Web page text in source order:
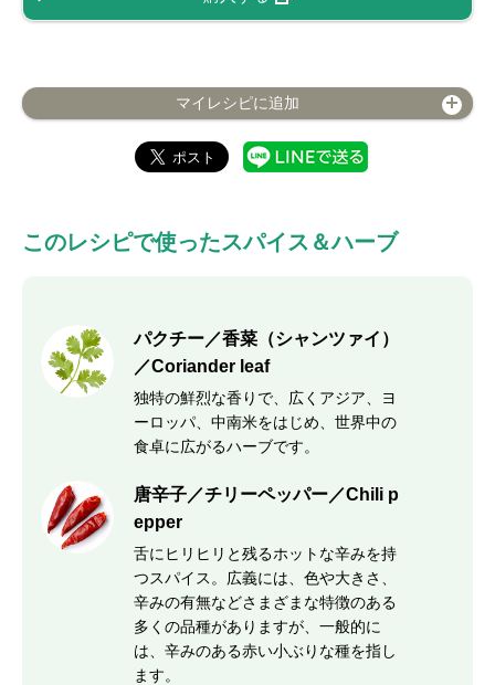
マイレシピに追加
このレシピで使ったスパイス＆ハーブ
パクチー／香菜（シャンツァイ）
／Coriander leaf
独特の鮮烈な香りで、広くアジア、ヨ
ーロッパ、中南米をはじめ、世界中の
食卓に広がるハーブです。
唐辛子／チリーペッパー／Chili p
epper
舌にヒリヒリと残るホットな辛みを持
つスパイス。広義には、色や大きさ、
辛みの有無などさまざまな特徴のある
多くの品種がありますが、一般的に
は、辛みのある赤い小ぶりな種を指し
ます。